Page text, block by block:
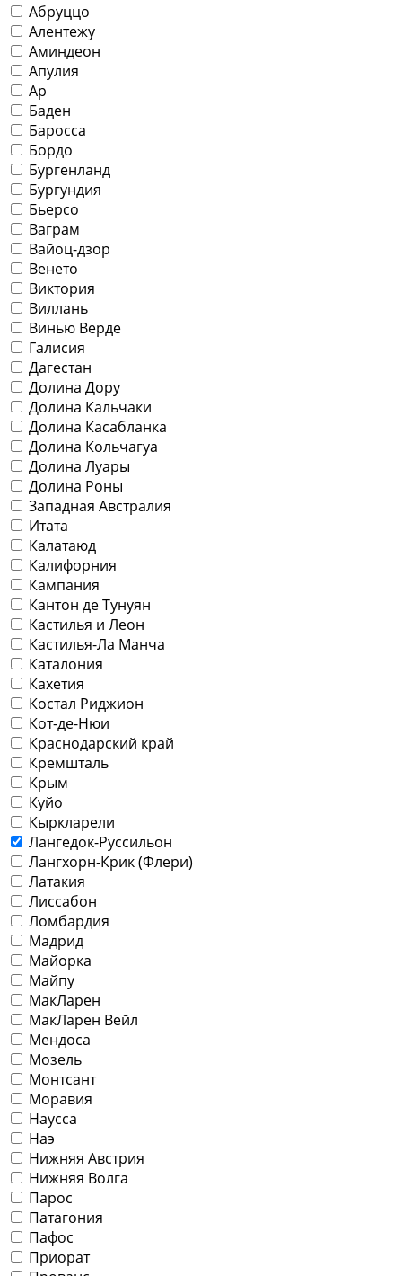
Абруццо
Алентежу
Аминдеон
Апулия
Ар
Баден
Баросса
Бордо
Бургенланд
Бургундия
Бьерсо
Ваграм
Вайоц-дзор
Венето
Виктория
Виллань
Винью Верде
Галисия
Дагестан
Долина Дору
Долина Кальчаки
Долина Касабланка
Долина Кольчагуа
Долина Луары
Долина Роны
Западная Австралия
Итата
Калатаюд
Калифорния
Кампания
Кантон де Тунуян
Кастилья и Леон
Кастилья-Ла Манча
Каталония
Кахетия
Костал Риджион
Кот-де-Нюи
Краснодарский край
Кремшталь
Крым
Куйо
Кыркларели
Лангедок-Руссильон
Лангхорн-Крик (Флери)
Латакия
Лиссабон
Ломбардия
Мадрид
Майорка
Майпу
МакЛарен
МакЛарен Вейл
Мендоса
Мозель
Монтсант
Моравия
Наусса
Наэ
Нижняя Австрия
Нижняя Волга
Парос
Патагония
Пафос
Приорат